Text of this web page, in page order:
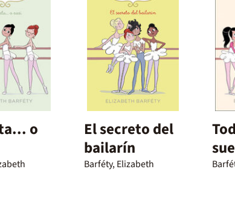
o
El secreto del
bailarín
Barféty, Elizabeth